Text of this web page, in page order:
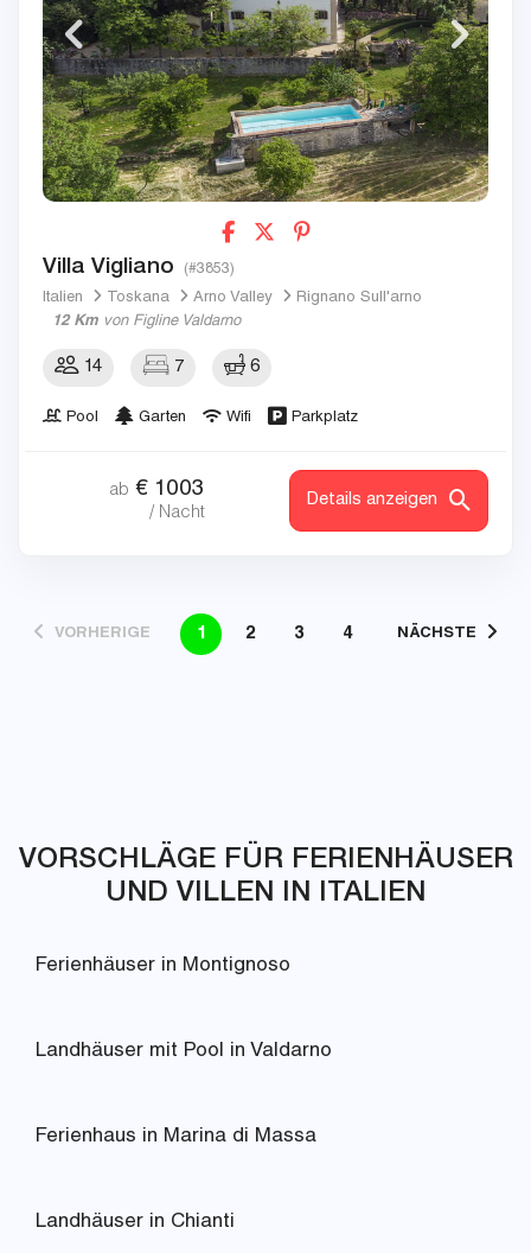
Villa Vigliano (#3853)
Italien Toskana Arno Valley
Rignano Sull'arno
12 Km von Figline Valdarno
14 7 6
Pool Garten Wifi Parkplatz
ab € 1003
/ Nacht
Details anzeigen
VORHERIGE 1 2 3 4 NÄCHSTE
VORSCHLÄGE FÜR FERIENHÄUSER
UND VILLEN IN ITALIEN
Ferienhäuser in Montignoso
Landhäuser mit Pool in Valdarno
Ferienhaus in Marina di Massa
Landhäuser in Chianti